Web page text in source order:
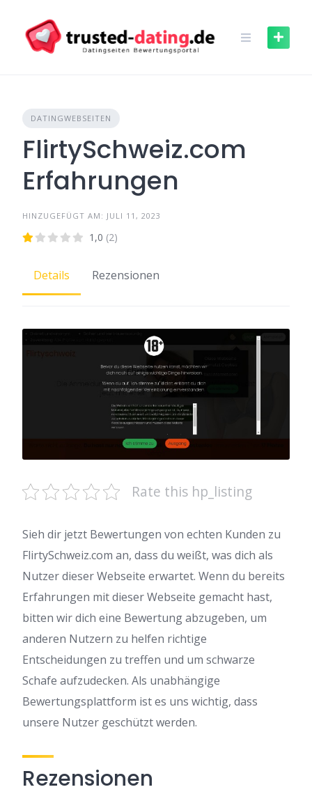
content
DATINGWEBSEITEN
FlirtySchweiz.com
Erfahrungen
HINZUGEFÜGT AM: JULI 11, 2023
1,0 (2)
Details Rezensionen
Rate this hp_listing
Sieh dir jetzt Bewertungen von echten Kunden zu
FlirtySchweiz.com an, dass du weißt, was dich als
Nutzer dieser Webseite erwartet. Wenn du bereits
Erfahrungen mit dieser Webseite gemacht hast,
bitten wir dich eine Bewertung abzugeben, um
anderen Nutzern zu helfen richtige
Entscheidungen zu treffen und um schwarze
Schafe aufzudecken. Als unabhängige
Bewertungsplattform ist es uns wichtig, dass
unsere Nutzer geschützt werden.
Rezensionen